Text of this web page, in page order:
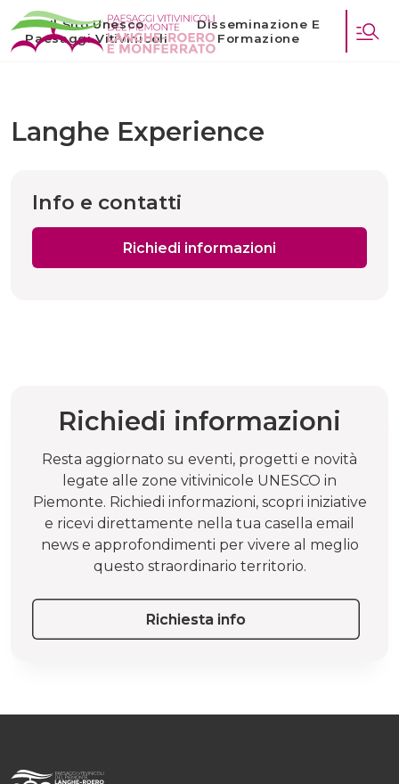
Il Sito Unesco
Paesaggi Vitivinicoli
Disseminazione E
Formazione
Langhe Experience
Info e contatti
Richiedi informazioni
Richiedi informazioni
Resta aggiornato su eventi, progetti e novità
legate alle zone vitivinicole UNESCO in
Piemonte. Richiedi informazioni, scopri iniziative
e ricevi direttamente nella tua casella email
news e approfondimenti per vivere al meglio
questo straordinario territorio.
Richiesta info